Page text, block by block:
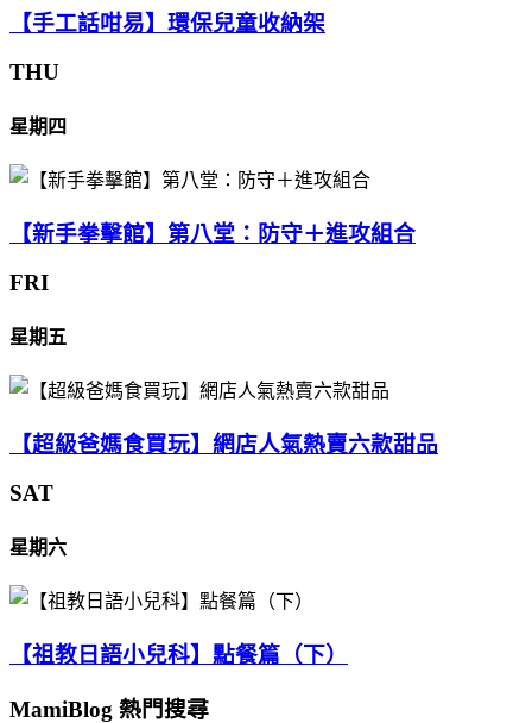
【手工話咁易】環保兒童收納架
THU
星期四
【新手拳擊館】第八堂：防守＋進攻組合
FRI
星期五
【超級爸媽食買玩】網店人氣熱賣六款甜品
SAT
星期六
【祖教日語小兒科】點餐篇（下）
MamiBlog 熱門搜尋